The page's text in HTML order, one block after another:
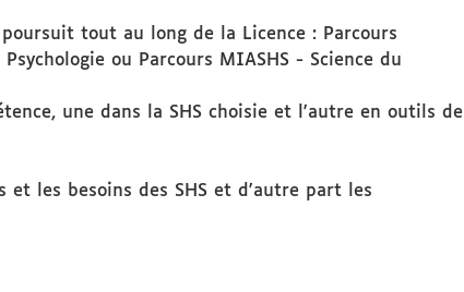
tout au long de la Licence : Parcours
ou Parcours MIASHS - Science du
une dans la SHS choisie et l'autre en outils de
et les besoins des SHS et d'autre part les